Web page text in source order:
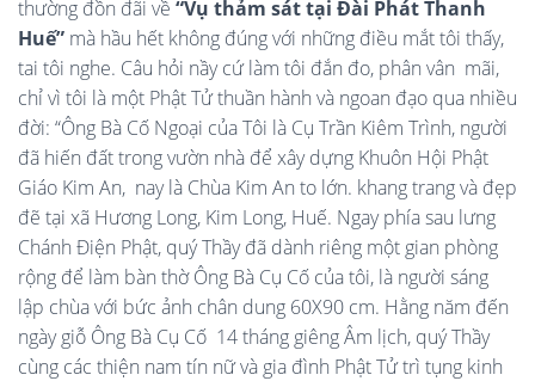
thường đồn đãi về “Vụ thảm sát tại Đài Phát Thanh
Huế” mà hầu hết không đúng với những điều mắt tôi thấy,
tai tôi nghe. Câu hỏi nầy cứ làm tôi đắn đo, phân vân mãi,
chỉ vì tôi là một Phật Tử thuần hành và ngoan đạo qua nhiều
đời: “Ông Bà Cố Ngoại của Tôi là Cụ Trần Kiêm Trình, người
đã hiến đất trong vườn nhà để xây dựng Khuôn Hội Phật
Giáo Kim An, nay là Chùa Kim An to lớn. khang trang và đẹp
đẽ tại xã Hương Long, Kim Long, Huế. Ngay phía sau lưng
Chánh Điện Phật, quý Thầy đã dành riêng một gian phòng
rộng để làm bàn thờ Ông Bà Cụ Cố của tôi, là người sáng
lập chùa với bức ảnh chân dung 60X90 cm. Hằng năm đến
ngày giỗ Ông Bà Cụ Cố 14 tháng giêng Âm lịch, quý Thầy
cùng các thiện nam tín nữ và gia đình Phật Tử trì tụng kinh